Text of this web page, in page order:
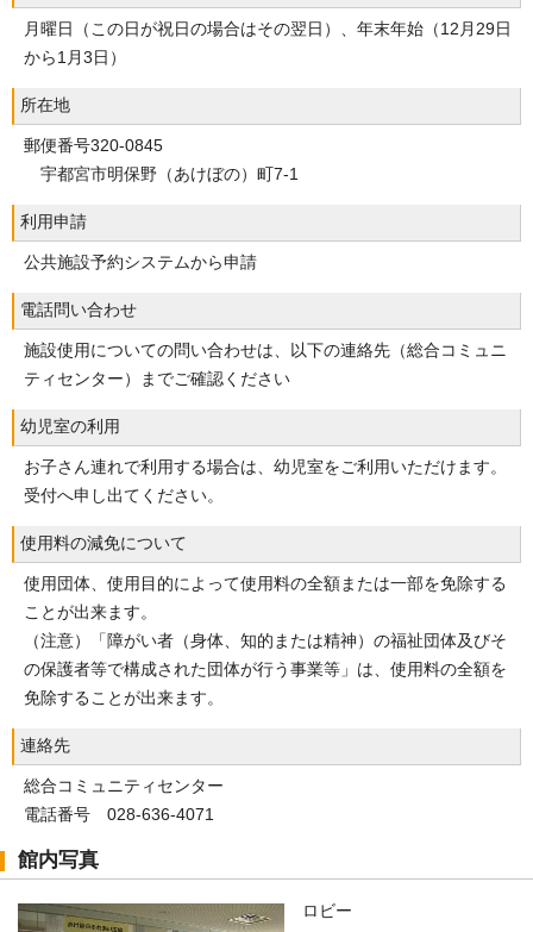
月曜日（この日が祝日の場合はその翌日）、年末年始（12月29日
から1月3日）
所在地
郵便番号320-0845
宇都宮市明保野（あけぼの）町7-1
利用申請
公共施設予約システムから申請
電話問い合わせ
施設使用についての問い合わせは、以下の連絡先（総合コミュニ
ティセンター）までご確認ください
幼児室の利用
お子さん連れで利用する場合は、幼児室をご利用いただけます。
受付へ申し出てください。
使用料の減免について
使用団体、使用目的によって使用料の全額または一部を免除する
ことが出来ます。
（注意）「障がい者（身体、知的または精神）の福祉団体及びそ
の保護者等で構成された団体が行う事業等」は、使用料の全額を
免除することが出来ます。
連絡先
総合コミュニティセンター
電話番号 028-636-4071
館内写真
ロビー